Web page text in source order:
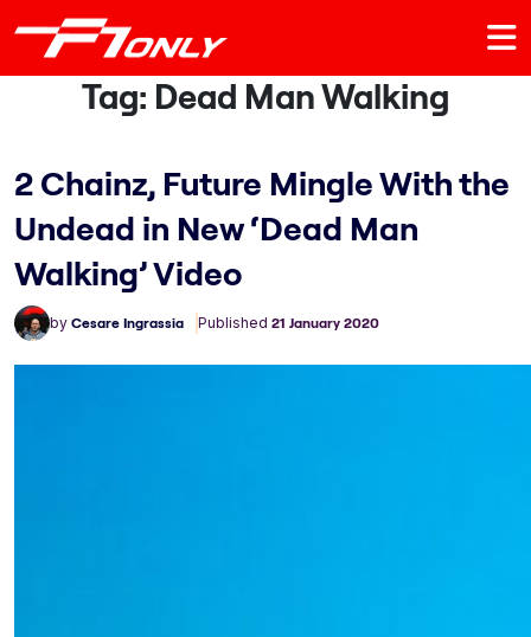
Tag: Dead Man Walking
2 Chainz, Future Mingle With the
Undead in New ‘Dead Man
Walking’ Video
by Cesare Ingrassia Published 21 January 2020